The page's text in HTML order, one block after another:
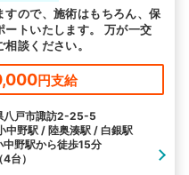
ので、施術はもちろん、保
トいたします。 万が一交
談ください。
円支給
八戸市諏訪2-25-5
中野駅 / 陸奥湊駅 / 白銀駅
中野駅から徒歩15分
台）